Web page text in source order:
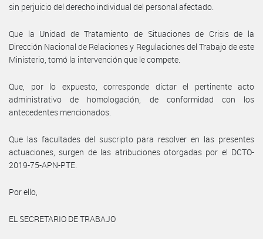
sin perjuicio del derecho individual del personal afectado.
Que la Unidad de Tratamiento de Situaciones de Crisis de la
Dirección Nacional de Relaciones y Regulaciones del Trabajo de este
Ministerio, tomó la intervención que le compete.
Que, por lo expuesto, corresponde dictar el pertinente acto
administrativo de homologación, de conformidad con los
antecedentes mencionados.
Que las facultades del suscripto para resolver en las presentes
actuaciones, surgen de las atribuciones otorgadas por el DCTO-
2019-75-APN-PTE.
Por ello,
EL SECRETARIO DE TRABAJO